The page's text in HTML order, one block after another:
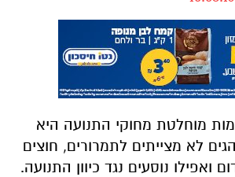
מוחלטת מחוקי התנועה היא
לא מצייתים לתמרורים, חוצים
ואפילו נוסעים נגד כיוון התנועה.